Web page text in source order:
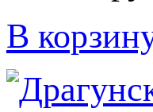
В